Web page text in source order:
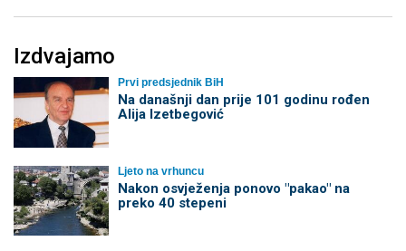
Izdvajamo
Prvi predsjednik BiH
Na današnji dan prije 101 godinu rođen
Alija Izetbegović
Ljeto na vrhuncu
Nakon osvježenja ponovo "pakao" na
preko 40 stepeni